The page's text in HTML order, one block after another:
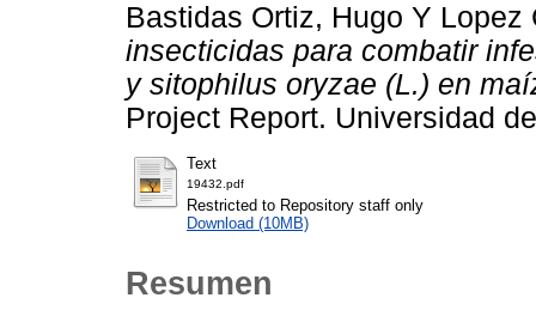
Bastidas Ortiz, Hugo Y Lopez
insecticidas para combatir
y sitophilus oryzae (L.) en
Project Report. Universidad
Text
19432.pdf
Restricted to Repository staff only
Download (10MB)
Resumen